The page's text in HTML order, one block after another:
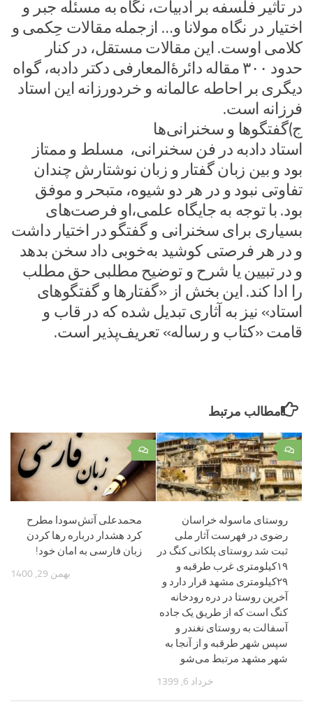
در تأثیر فلسفه بر ادبیات، نگاه به مسئله جبر و
اختیار در نگاه مولانا و… ازجمله مقالات حِکمی و
کلامی اوست. این مقالات مستقل، در کنار
حدود ۳۰۰ مقاله دائرۀ‌المعارفی دکتر دادبه، گواه
دیگری بر احاطه عالمانه و خردورزانه این استاد
فرزانه است.
ج)گفتگوها و سخنرانی‌ها
استاد دادبه در فن سخنرانی، مسلط و ممتاز
بود و بین زبان گفتار و زبان نوشتارش چندان
تفاوتی نبود و در هر دو شیوه، متبحر و موفق
بود. با توجه به جایگاه علمی،او فرصت‌های
بسیاری برای سخنرانی و گفتگو در اختیار داشت
و در هر فرصتی کوشید به‌خوبی داد سخن بدهد
و در تبیین یا شرح و توضیح مطلبی حق مطلب
را ادا کند. این بخش از «گفتارها و گفتگوهای
استاد» نیز به آثاری تبدیل شده که در قاب و
قامت «کتاب و رساله» تعریف‌پذیر است.
مطالب مرتبط
۰
محمدعلی آتش‌سودا مطرح
کرد هشدار درباره رها کردن
زبان فارسی به امان خود!
بهمن 29, 1400
۰
روستای ماسوله خراسان
رضوی در فهرست آثار ملی
ثبت شد‌ روستای پلکانی کنگ در
۱۹کیلومتری غرب طرقبه و
۲۹کیلومتری مشهد قرار دارد و
آخرین روستا در دره رودخانه
کنگ است که از طریق یک جاده
آسفالت به روستای نغندر و
سپس شهر طرقبه و از آنجا به
شهر مشهد مرتبط می‌شو
خرداد 6, 1399